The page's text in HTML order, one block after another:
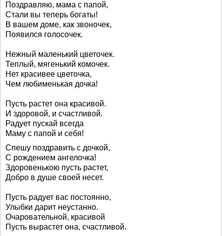
Поздравляю, мама с папой,
Стали вы теперь богаты!
В вашем доме, как звоночек,
Появился голосочек.
Нежный маленький цветочек.
Теплый, мягенький комочек.
Нет красивее цветочка,
Чем любименькая дочка!
Пусть растет она красивой.
И здоровой, и счастливой.
Радует пускай всегда
Маму с папой и себя!
Спешу поздравить с дочкой,
С рождением ангелочка!
Здоровенькою пусть растет,
Добро в душе своей несет.
Пусть радует вас постоянно,
Улыбки дарит неустанно.
Очаровательной, красивой
Пусть вырастет она, счастливой.